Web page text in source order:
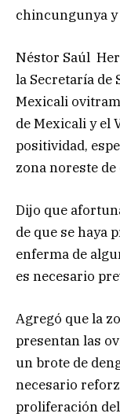
chincungunya y
Néstor Saúl
la Secretaría de
Mexicali
de Mexicali y el
positividad,
zona noreste de
Dijo que
de que se haya
enferma de
es necesario
Agregó que la
presentan las
un brote de
necesario
proliferación